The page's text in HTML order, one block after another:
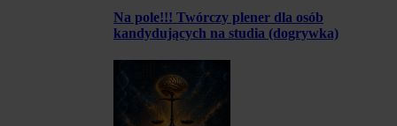
Na pole!!! Twórczy plener dla osób
kandydujących na studia (dogrywka)